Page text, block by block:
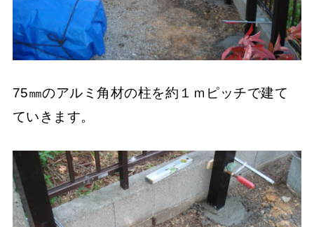
75㎜のアルミ角材の柱を約１ｍピッチで建て
ていきます。